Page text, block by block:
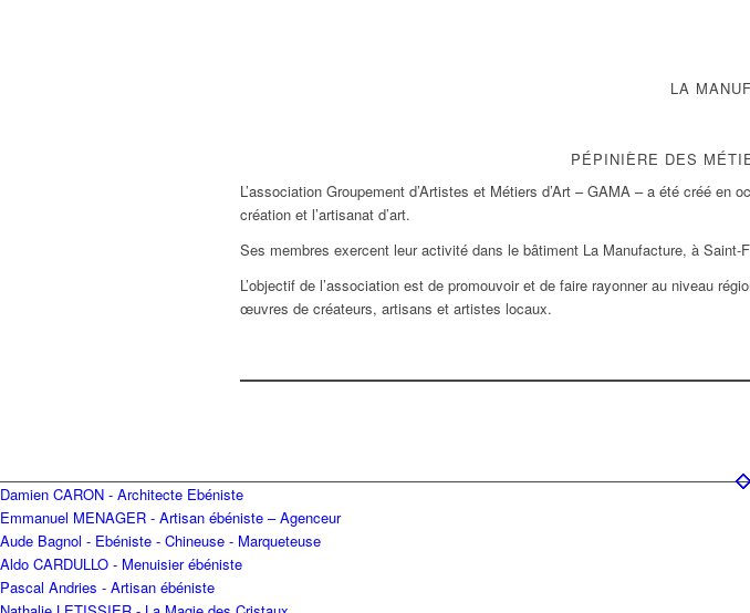
LA
PÉPINIÈRE DES
L’association Groupement d’Artistes et Métiers d’Art – GAMA – a été créé
création et l’artisanat d’art.
Ses membres exercent leur activité dans le bâtiment La Manufacture, à
L’objectif de l’association est de promouvoir et de faire rayonner au niveau
œuvres de créateurs, artisans et artistes locaux.
Damien CARON - Architecte Ebéniste
Emmanuel MENAGER - Artisan ébéniste – Agenceur
Aude Bagnol - Ebéniste - Chineuse - Marqueteuse
Aldo CARDULLO - Menuisier ébéniste
Pascal Andries - Artisan ébéniste